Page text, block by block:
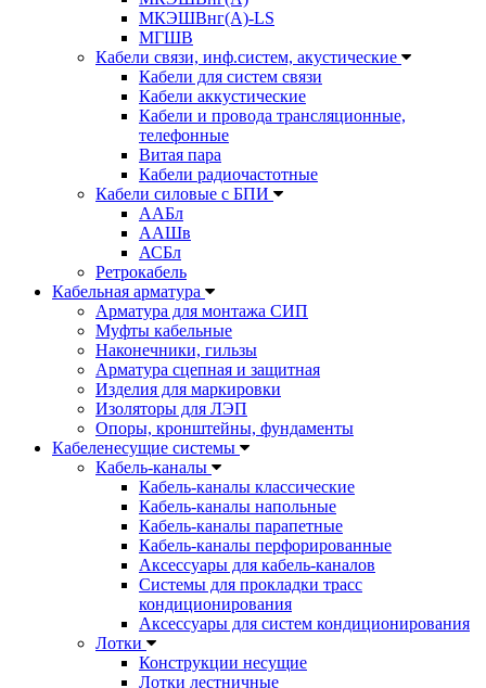
МКЭШВнг(А)-LS
МГШВ
Кабели связи, инф.систем, акустические
Кабели для систем связи
Кабели аккустические
Кабели и провода трансляционные,
телефонные
Витая пара
Кабели радиочастотные
Кабели силовые с БПИ
ААБл
ААШв
АСБл
Ретрокабель
Кабельная арматура
Арматура для монтажа СИП
Муфты кабельные
Наконечники, гильзы
Арматура сцепная и защитная
Изделия для маркировки
Изоляторы для ЛЭП
Опоры, кронштейны, фундаменты
Кабеленесущие системы
Кабель-каналы
Кабель-каналы классические
Кабель-каналы напольные
Кабель-каналы парапетные
Кабель-каналы перфорированные
Аксессуары для кабель-каналов
Системы для прокладки трасс
кондиционирования
Аксессуары для систем кондиционирования
Лотки
Конструкции несущие
Лотки лестничные